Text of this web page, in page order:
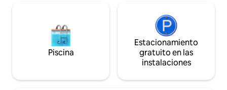
Piscina
Estacionamiento
gratuito en las
instalaciones